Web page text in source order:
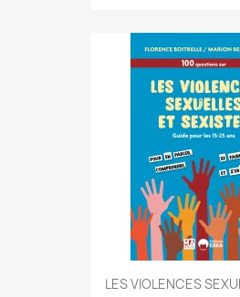
LES VIOLENCES